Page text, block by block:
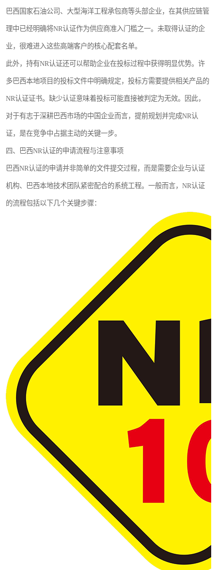
巴西国家石油公司、大型海洋工程承包商等头部企业，在其供应链管
理中已经明确将NR认证作为供应商准入门槛之一。未取得认证的企
业，很难进入这些高端客户的核心配套名单。
此外，持有NR认证还可以帮助企业在投标过程中获得明显优势。许
多巴西本地项目的投标文件中明确规定，投标方需要提供相关产品的
NR认证证书。缺少认证意味着投标可能直接被判定为无效。因此，
对于有志于深耕巴西市场的中国企业而言，提前规划并完成NR认
证，是在竞争中占据主动的关键一步。
四、巴西NR认证的申请流程与注意事项
巴西NR认证的申请并非简单的文件提交过程，而是需要企业与认证
机构、巴西本地技术团队紧密配合的系统工程。一般而言，NR认证
的流程包括以下几个关键步骤：